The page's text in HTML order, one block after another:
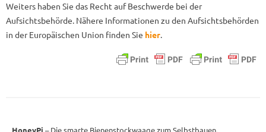
Weiters haben Sie das Recht auf Beschwerde bei der
Aufsichtsbehörde. Nähere Informationen zu den Aufsichtsbehörden
in der Europäischen Union finden Sie hier.
HoneyPi – Die smarte Bienenstockwaage zum Selbstbauen.